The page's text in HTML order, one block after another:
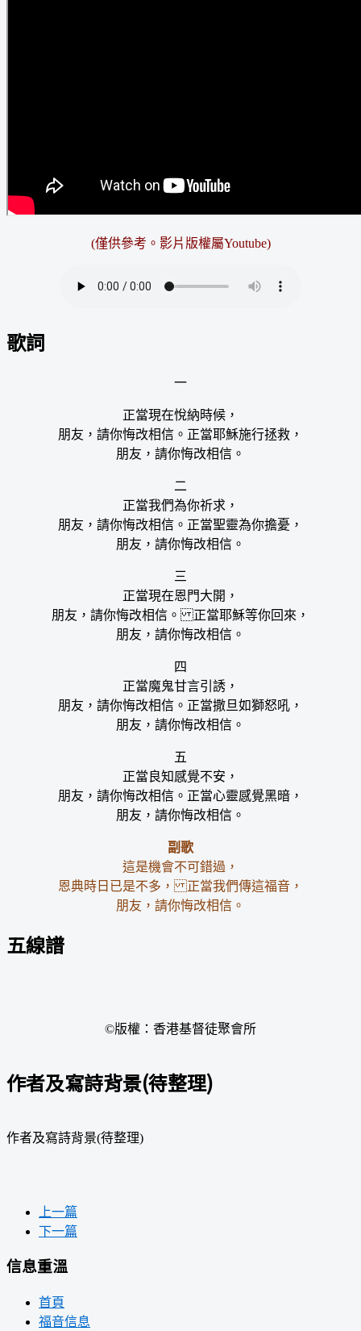
(僅供參考。 影片版權屬Youtube)
歌詞
一
正當現在悅納時候，
朋友，請你悔改相信。正當耶穌施行拯救，
朋友，請你悔改相信。
二
正當我們為你祈求，
朋友，請你悔改相信。正當聖靈為你擔憂，
朋友，請你悔改相信。
三
正當現在恩門大開，
朋友，請你悔改相信。 正當耶穌等你回來，
朋友，請你悔改相信。
四
正當魔鬼甘言引誘，
朋友，請你悔改相信。正當撒旦如獅怒吼，
朋友，請你悔改相信。
五
正當良知感覺不安，
朋友，請你悔改相信。正當心靈感覺黑暗，
朋友，請你悔改相信。
副歌
這是機會不可錯過，
恩典時日已是不多， 正當我們傳這福音，
朋友，請你悔改相信。
五線譜
©版權：香港基督徒聚會所
作者及寫詩背景(待整理)
作者及寫詩背景(待整理)
上一篇
下一篇
信息重溫
首頁
福音信息